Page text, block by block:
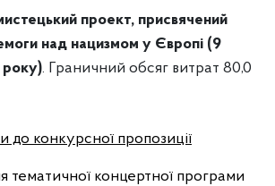
проект, присвячений
над нацизмом у Європі (9
року). Граничний обсяг витрат 80,0
до конкурсної пропозиції
концертної програми